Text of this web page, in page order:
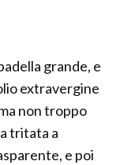
grande, e
extravergine
non troppo
tritata a
e poi